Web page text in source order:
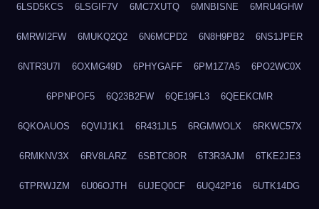
6LSD5KCS 6LSGIF7V 6MC7XUTQ 6MNBISNE 6MRU4GHW
6MRWI2FW 6MUKQ2Q2 6N6MCPD2 6N8H9PB2 6NS1JPER
6NTR3U7I 6OXMG49D 6PHYGAFF 6PM1Z7A5 6PO2WC0X
6PPNPOF5 6Q23B2FW 6QE19FL3 6QEEKCMR
6QKOAUOS 6QVIJ1K1 6R431JL5 6RGMWOLX 6RKWC57X
6RMKNV3X 6RV8LARZ 6SBTC8OR 6T3R3AJM 6TKE2JE3
6TPRWJZM 6U06OJTH 6UJEQ0CF 6UQ42P16 6UTK14DG